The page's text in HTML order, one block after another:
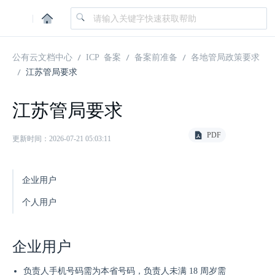
|
公有云文档中心 ICP 备案 备案前准备
各地管局政策要求
江苏管局要求
江苏管局要求
更新时间：2026-07-21 05:03:11 PDF
企业用户
个人用户
企业用户
负责人手机号码需为本省号码，负责人未满 18 周岁需